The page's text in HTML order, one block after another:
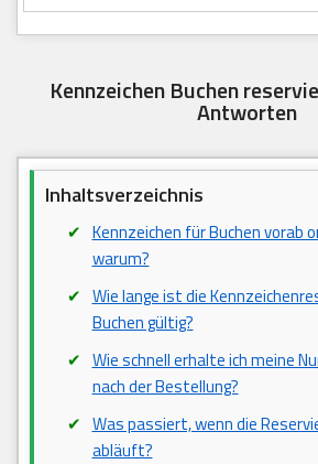
Kennzeichen Buchen
Antworten
Inhaltsverzeichnis
Kennzeichen für Buchen vorab
warum?
Wie lange ist die
Buchen gültig?
Wie schnell erhalte ich meine
nach der Bestellung?
Was passiert, wenn die
abläuft?